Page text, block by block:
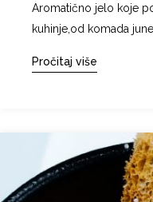
Aromatično jelo koje
kuhinje,od komada
Pročitaj više